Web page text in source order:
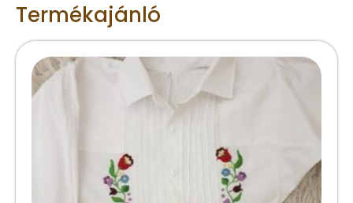
Termékajánló